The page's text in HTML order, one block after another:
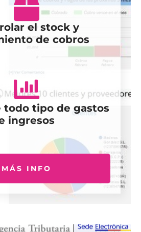
el stock y
de cobros
todo tipo de gastos
ingresos
MÁS INFO